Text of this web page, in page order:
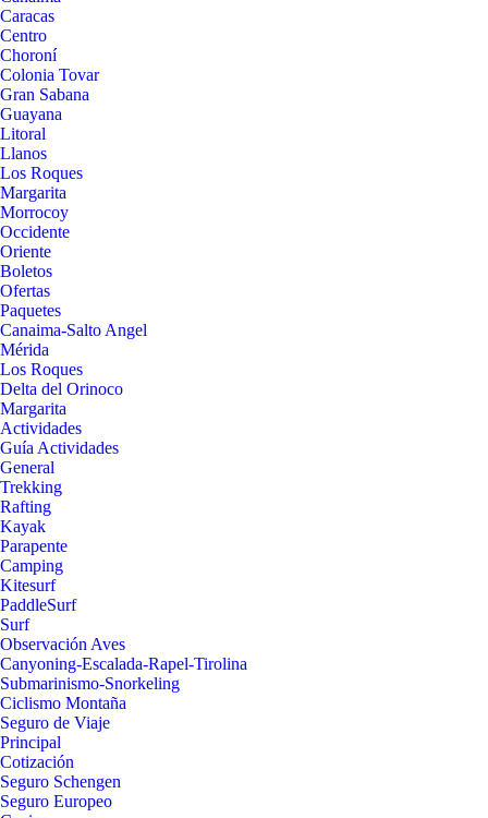
Caracas
Centro
Choroní
Colonia Tovar
Gran Sabana
Guayana
Litoral
Llanos
Los Roques
Margarita
Morrocoy
Occidente
Oriente
Boletos
Ofertas
Paquetes
Canaima-Salto Angel
Mérida
Los Roques
Delta del Orinoco
Margarita
Actividades
Guía Actividades
General
Trekking
Rafting
Kayak
Parapente
Camping
Kitesurf
PaddleSurf
Surf
Observación Aves
Canyoning-Escalada-Rapel-Tirolina
Submarinismo-Snorkeling
Ciclismo Montaña
Seguro de Viaje
Principal
Cotización
Seguro Schengen
Seguro Europeo